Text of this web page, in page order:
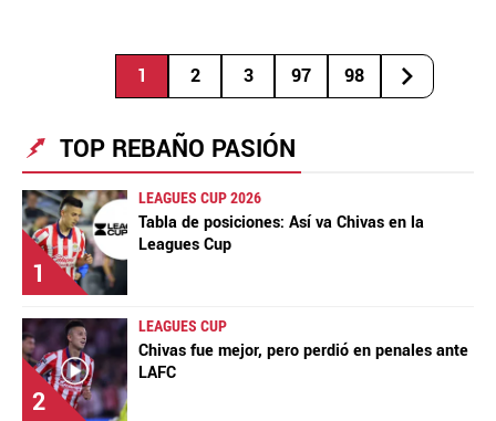
1 2 3 97 98
TOP REBAÑO PASIÓN
1
LEAGUES CUP 2026
Tabla de posiciones: Así va Chivas en la
Leagues Cup
2
LEAGUES CUP
Chivas fue mejor, pero perdió en penales ante
LAFC